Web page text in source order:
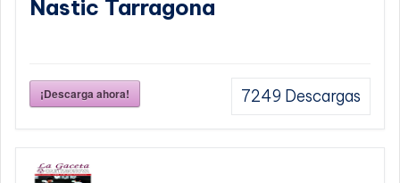
Nastic Tarragona
¡Descarga ahora! 7249 Descargas